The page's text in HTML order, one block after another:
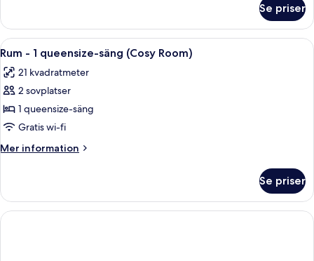
(Wow
Room)
-
queensize-
(Wow
Room)
Se priser
Öppna
alla
foton
för
Rum
-
1
queensize-
(Cosy
Room)
Ett hotellrum med en säng, ett
4
Rum - 1 queensize-säng (Cosy Room)
21 kvadratmeter
2 sovplatser
1 queensize-säng
Gratis wi-fi
Mer information
Mer
-
queensize-
Se priser